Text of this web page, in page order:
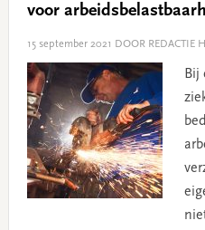
voor
15 september 2021 DOOR REDACTIE
Bij